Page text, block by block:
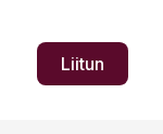
Liitun